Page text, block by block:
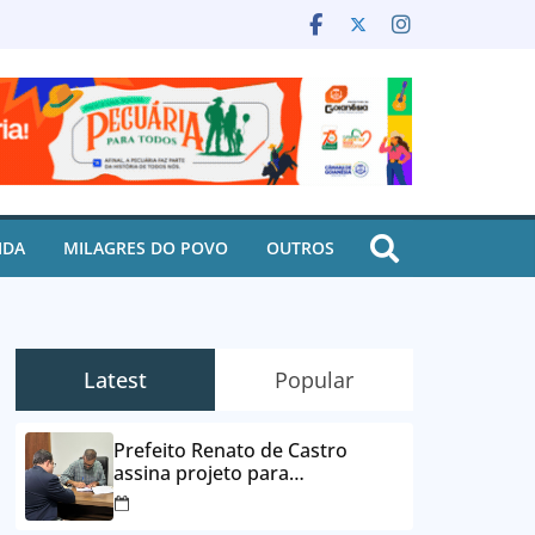
MILAGRES DO POVO OUTROS
Latest Popular
Prefeito Renato de Castro
assina projeto para
desbloqueio de contas e
parcelamento de dívidas em até